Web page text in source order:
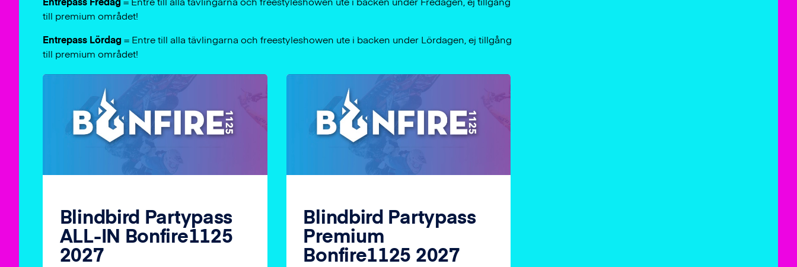
Entrepass Fredag = Entre till alla tävlingarna och freestyleshowen ute i backen under Fredagen, ej tillgång
till premium området!
Entrepass Lördag = Entre till alla tävlingarna och freestyleshowen ute i backen under Lördagen, ej tillgång
till premium området!
Blindbird Partypass
ALL-IN Bonfire1125
2027
Blindbird Partypass
Premium
Bonfire1125 2027